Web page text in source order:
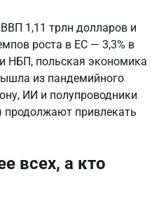
1,11 трлн долларов и
роста в ЕС — 3,3% в
НБП, польская экономика
из пандемийного
ИИ и полупроводники
продолжают привлекать
всех, а кто